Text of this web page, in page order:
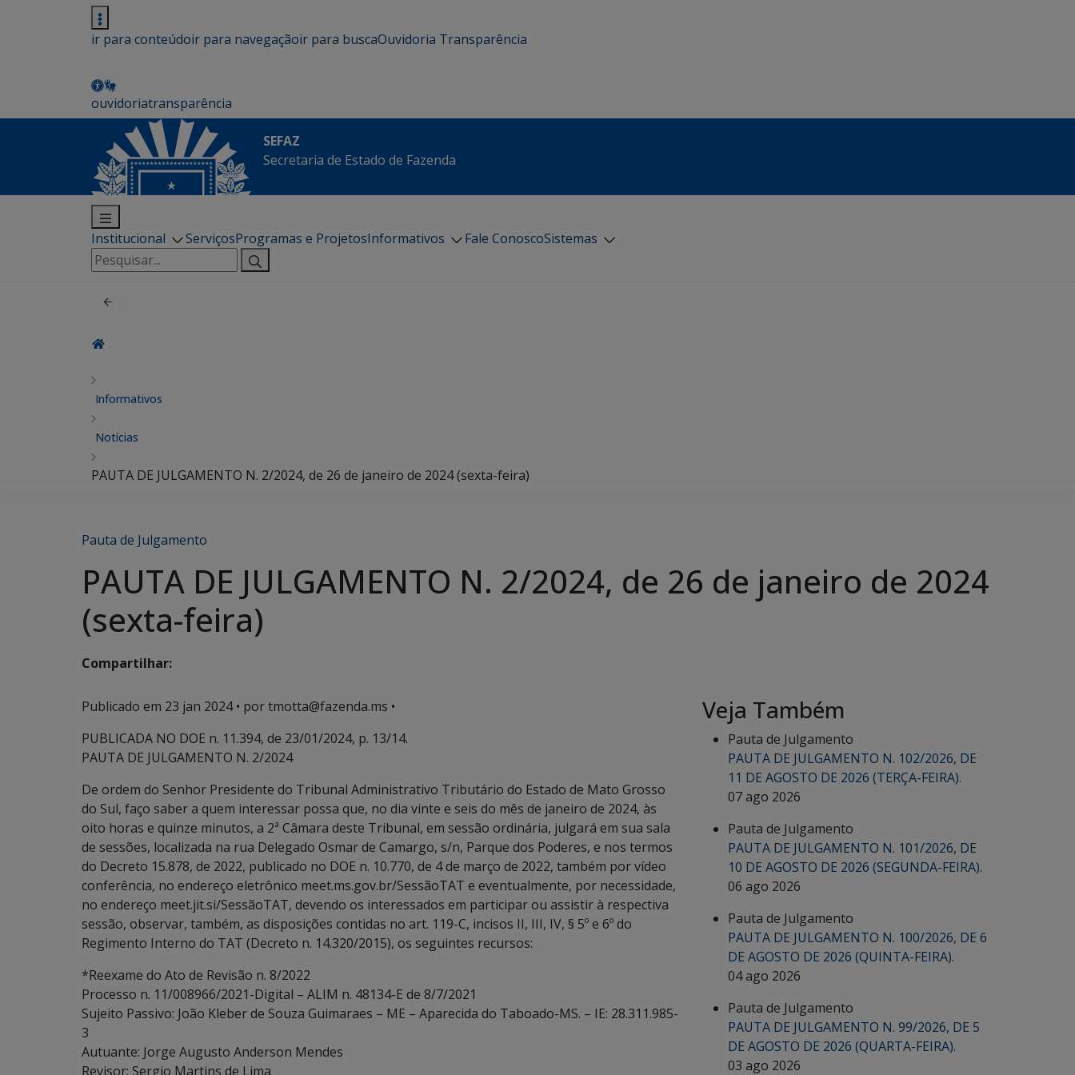
ir para conteúdoir para navegaçãoir para buscaOuvidoria Transparência
ouvidoriatransparência
SEFAZ
Secretaria de Estado de Fazenda
Institucional ServiçosProgramas e ProjetosInformativos Fale ConoscoSistemas
Pesquisar
por:
Informativos
Notícias
PAUTA DE JULGAMENTO N. 2/2024, de 26 de janeiro de 2024 (sexta-feira)
Pauta de Julgamento
PAUTA DE JULGAMENTO N. 2/2024, de 26 de janeiro de 2024
(sexta-feira)
Compartilhar:
Publicado em 23 jan 2024• por tmotta@fazenda.ms •
PUBLICADA NO DOE n. 11.394, de 23/01/2024, p. 13/14.
PAUTA DE JULGAMENTO N. 2/2024
De ordem do Senhor Presidente do Tribunal Administrativo Tributário do Estado de Mato Grosso
do Sul, faço saber a quem interessar possa que, no dia vinte e seis do mês de janeiro de 2024, às
oito horas e quinze minutos, a 2ª Câmara deste Tribunal, em sessão ordinária, julgará em sua sala
de sessões, localizada na rua Delegado Osmar de Camargo, s/n, Parque dos Poderes, e nos termos
do Decreto 15.878, de 2022, publicado no DOE n. 10.770, de 4 de março de 2022, também por vídeo
conferência, no endereço eletrônico meet.ms.gov.br/SessãoTAT e eventualmente, por necessidade,
no endereço meet.jit.si/SessãoTAT, devendo os interessados em participar ou assistir à respectiva
sessão, observar, também, as disposições contidas no art. 119-C, incisos II, III, IV, § 5º e 6º do
Regimento Interno do TAT (Decreto n. 14.320/2015), os seguintes recursos:
*Reexame do Ato de Revisão n. 8/2022
Processo n. 11/008966/2021-Digital – ALIM n. 48134-E de 8/7/2021
Sujeito Passivo: João Kleber de Souza Guimaraes – ME – Aparecida do Taboado-MS. – IE: 28.311.985-
3
Autuante: Jorge Augusto Anderson Mendes
Revisor: Sergio Martins de Lima
Veja Também
Pauta de Julgamento
PAUTA DE JULGAMENTO N. 102/2026, DE
11 DE AGOSTO DE 2026 (TERÇA-FEIRA).
07 ago 2026
Pauta de Julgamento
PAUTA DE JULGAMENTO N. 101/2026, DE
10 DE AGOSTO DE 2026 (SEGUNDA-FEIRA).
06 ago 2026
Pauta de Julgamento
PAUTA DE JULGAMENTO N. 100/2026, DE 6
DE AGOSTO DE 2026 (QUINTA-FEIRA).
04 ago 2026
Pauta de Julgamento
PAUTA DE JULGAMENTO N. 99/2026, DE 5
DE AGOSTO DE 2026 (QUARTA-FEIRA).
03 ago 2026